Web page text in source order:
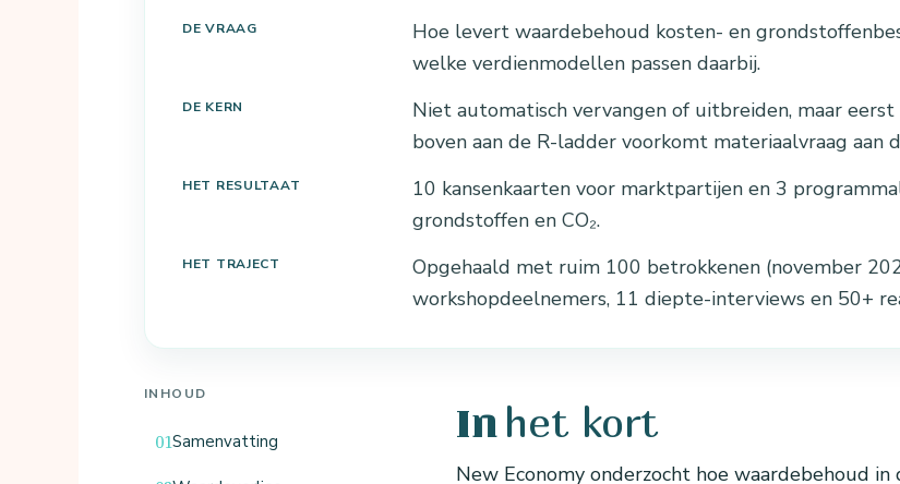
DE VRAAG
Hoe levert waardebehoud kosten- en
welke verdienmodellen passen daarbij.
DE KERN
Niet automatisch vervangen of uitbreiden, maar
boven aan de R-ladder voorkomt materiaalvraag aan
HET RESULTAAT
10 kansenkaarten voor marktpartijen en 3
grondstoffen en CO₂.
HET TRAJECT
Opgehaald met ruim 100 betrokkenen (november
workshopdeelnemers, 11 diepte-interviews en 50+
INHOUD
Samenvatting In het kort
New Economy onderzocht hoe waardebehoud